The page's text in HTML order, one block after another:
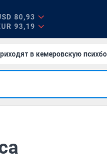
80,93
93,19
в кемеровскую